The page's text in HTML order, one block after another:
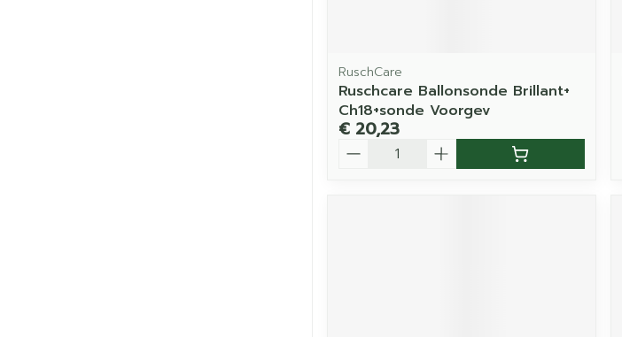
RuschCare
Ruschcare Ballonsonde Brillant+
Ch18+sonde Voorgev
€ 20,23